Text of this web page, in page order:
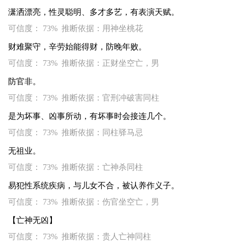
潇洒漂亮，性灵聪明、多才多艺，有表演天赋。
可信度： 73% 推断依据：用神坐桃花
财难聚守，辛劳始能得财，防晚年败。
可信度： 73% 推断依据：正财坐空亡，男
防官非。
可信度： 73% 推断依据：官刑冲破害同柱
是为坏事、凶事所动，有坏事时会接连几个。
可信度： 73% 推断依据：同柱驿马忌
无祖业。
可信度： 73% 推断依据：亡神杀同柱
易犯性系统疾病，与儿女不合，被认养作义子。
可信度： 73% 推断依据：伤官坐空亡，男
【亡神无凶】
可信度： 73% 推断依据：贵人亡神同柱